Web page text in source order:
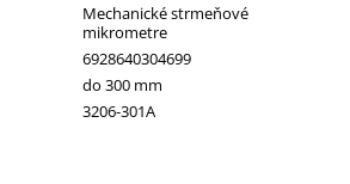
Mechanické strmeňové
mikrometre
6928640304699
do 300 mm
3206-301A